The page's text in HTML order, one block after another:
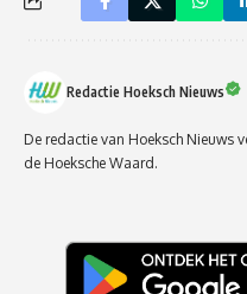
Redactie Hoeksch Nieuws
De redactie van Hoeksch Nieuws
de Hoeksche Waard.